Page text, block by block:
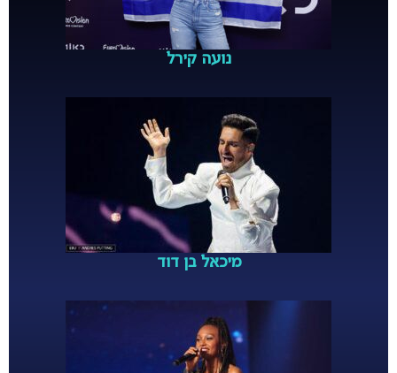
נועה קירל
מיכאל בן דוד